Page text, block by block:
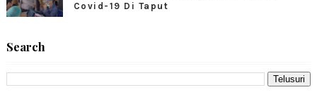
Covid-19 Di Taput
Search